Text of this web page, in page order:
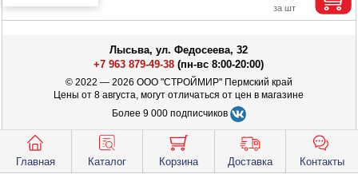
Главная Каталог Корзина Доставка Контакты
Лысьва, ул. Федосеева, 32
+7 963 879-49-38 (пн-вс 8:00-20:00)
© 2022 — 2026 ООО "СТРОЙМИР" Пермский край
Цены от 8 августа, могут отличаться от цен в магазине
Более 9 000 подписчиков